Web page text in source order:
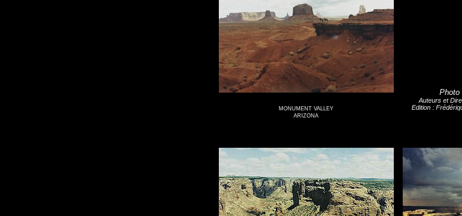
MONUMENT VALLEY
ARIZONA
Photo
Auteurs et
Edition :